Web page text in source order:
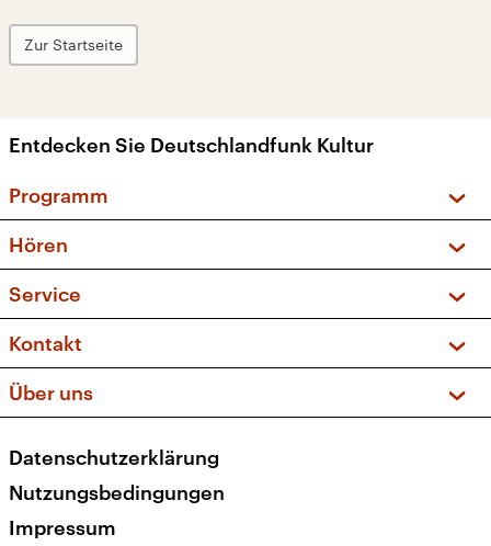
Zur Startseite
Entdecken Sie Deutschlandfunk Kultur
Programm
Sendungen und Podcasts
Musikliste
Kakadu – Das Kinderprogramm
Hören
Frequenzen (UKW + DAB+)
Service
FAQ
Apps
Newsletter
Veranstaltungen
Kontakt
Social Media
Über uns
Presse
Karriere
Transparenz
Datenschutzerklärung
Nutzungsbedingungen
Impressum